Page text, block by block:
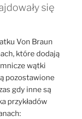
się
Von Braun
które dodają
wątki
pozostawione
gdy inne są
przykładów